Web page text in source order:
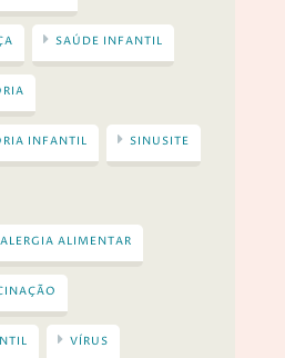
SAÚDE INFANTIL
INFANTIL SINUSITE
ALIMENTAR
VÍRUS